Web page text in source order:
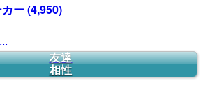
ー(4,950)
...
友達
相性